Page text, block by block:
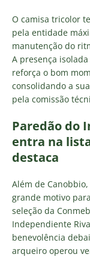
O camisa tricolor
pela entidade
manutenção do
A presença
reforça o bom
consolidando a
pela comissão
Paredão do
entra na
destaca
Além de
grande motivo
seleção da
Independiente
benevolência
arqueiro operou